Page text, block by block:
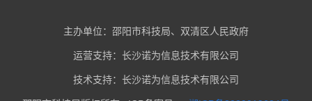
主办单位：邵阳市科技局、双清区人民政府
运营支持：长沙诺为信息技术有限公司
技术支持：长沙诺为信息技术有限公司